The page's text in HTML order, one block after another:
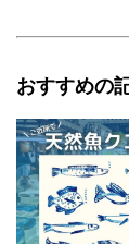
おすすめの